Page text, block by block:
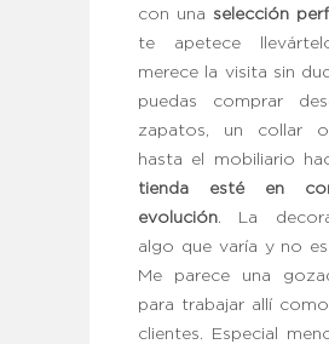
con una selección
te apetece
merece la visita sin
puedas comprar
zapatos, un collar
hasta el mobiliario
tienda esté en
evolución . La
algo que varía y no es
Me parece una
para trabajar allí
clientes. Especial